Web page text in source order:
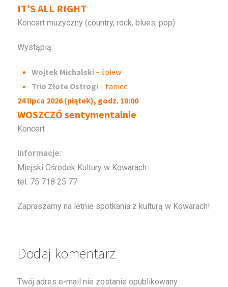
IT’S ALL RIGHT
Koncert muzyczny (country, rock, blues, pop)
Wystąpią:
Wojtek Michalski– śpiew
Trio Złote Ostrogi– taniec
24 lipca 2026 (piątek), godz. 18:00
WOSZCZÓ sentymentalnie
Koncert
Informacje:
Miejski Ośrodek Kultury w Kowarach
tel. 75 718 25 77
Zapraszamy na letnie spotkania z kulturą w Kowarach!
Dodaj komentarz
Twój adres e-mail nie zostanie opublikowany.